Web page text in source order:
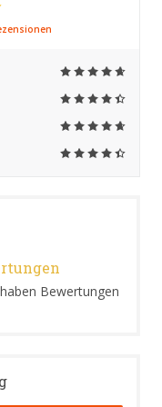
Bewertungen